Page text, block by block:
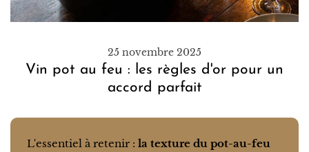
25 novembre 2025
Vin pot au feu : les règles d'or pour un
accord parfait
L'essentiel à retenir : la texture du pot-au-feu